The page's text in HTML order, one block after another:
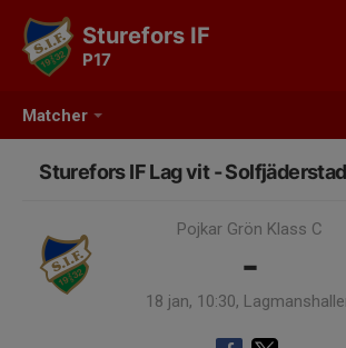
Matcher
Sturefors IF
P17
Sturefors IF Lag vit -
Pojkar Grön Klass C
-
18 jan, 10:30,